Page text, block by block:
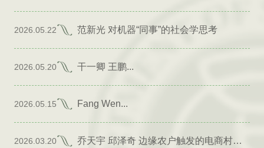
2026.05.22 范新光 对机器“同事”的社会学思考
2026.05.20 干一卿 王鹏...
2026.05.15 Fang Wen...
2026.03.20 乔天宇 邱泽奇 边缘农户触发的电商村形成